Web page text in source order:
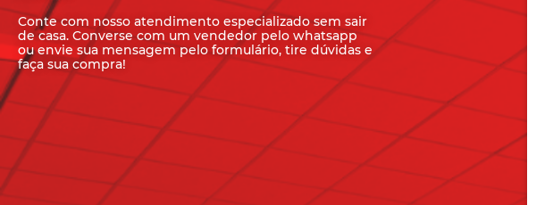
Conte com nosso atendimento especializado sem sair
de casa. Converse com um vendedor pelo whatsapp
ou envie sua mensagem pelo formulário, tire dúvidas e
faça sua compra!